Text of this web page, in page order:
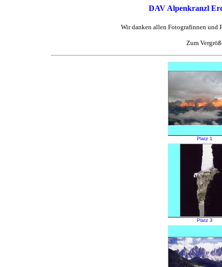
DAV Alpenkranzl
Wir danken allen Fotografinnen und
Zum
Platz 1
Platz 3